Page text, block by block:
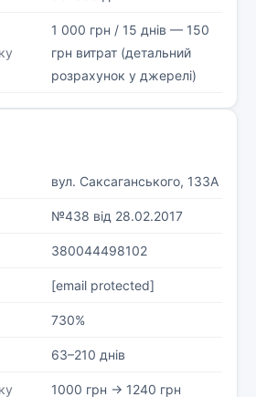
1 000 грн / 15 днів — 150
грн витрат (детальний
розрахунок у джерелі)
вул. Саксаганського, 133А
№438 від 28.02.2017
380044498102
[email protected]
730%
63–210 днів
1000 грн → 1240 грн